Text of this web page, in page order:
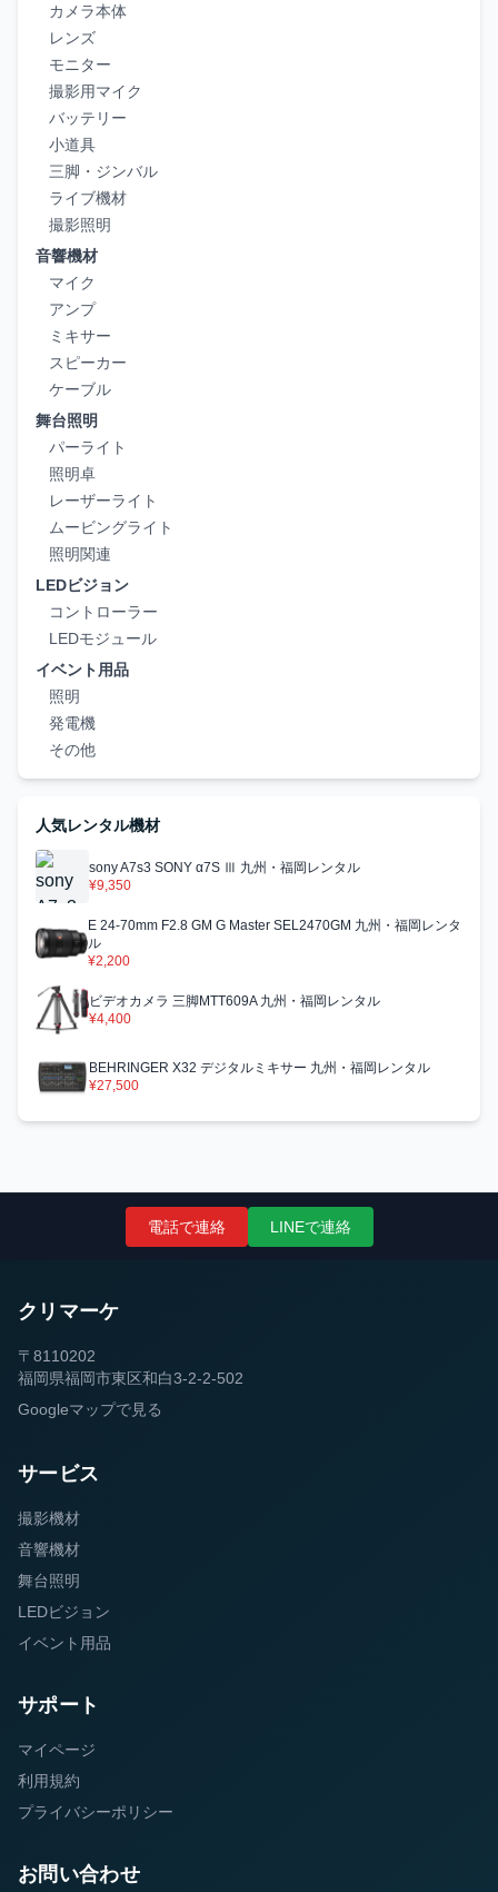
カメラ本体
レンズ
モニター
撮影用マイク
バッテリー
小道具
三脚・ジンバル
ライブ機材
撮影照明
音響機材
マイク
アンプ
ミキサー
スピーカー
ケーブル
舞台照明
パーライト
照明卓
レーザーライト
ムービングライト
照明関連
LEDビジョン
コントローラー
LEDモジュール
イベント用品
照明
発電機
その他
人気レンタル機材
sony A7s3 SONY α7S Ⅲ 九州・福岡レンタル
¥9,350
E 24-70mm F2.8 GM G Master SEL2470GM 九州・福岡レンタ
ル
¥2,200
ビデオカメラ 三脚MTT609A 九州・福岡レンタル
¥4,400
BEHRINGER X32 デジタルミキサー 九州・福岡レンタル
¥27,500
電話で連絡 LINEで連絡
クリマーケ
〒8110202
福岡県福岡市東区和白3-2-2-502
Googleマップで見る
サービス
撮影機材
音響機材
舞台照明
LEDビジョン
イベント用品
サポート
マイページ
利用規約
プライバシーポリシー
お問い合わせ